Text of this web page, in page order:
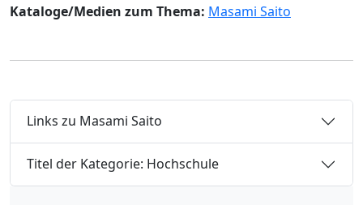
Kataloge/Medien zum Thema: Masami Saito
Links zu Masami Saito
Titel der Kategorie: Hochschule